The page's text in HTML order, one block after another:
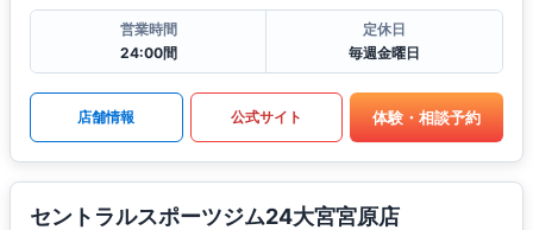
営業時間
24:00間
定休日
毎週金曜日
店舗情報 公式サイト 体験・相談予約
セントラルスポーツジム24大宮宮原店